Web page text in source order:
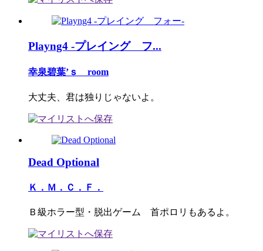
Playng4 -プレイング フ...
幸泉碧葉’ｓ room
大丈夫、君は独りじゃないよ。
Dead Optional
Ｋ．Ｍ．Ｃ．Ｆ．
Ｂ級ホラー型・脱出ゲーム 首ポロリもあるよ。